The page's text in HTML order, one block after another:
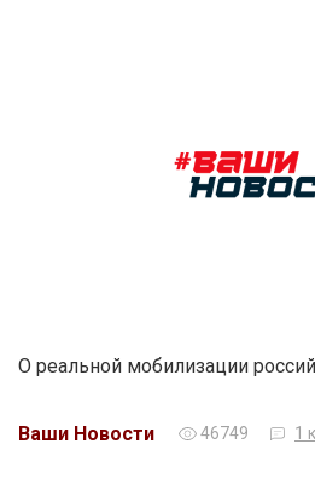
О реальной мобилизации
Ваши Новости 46749 1